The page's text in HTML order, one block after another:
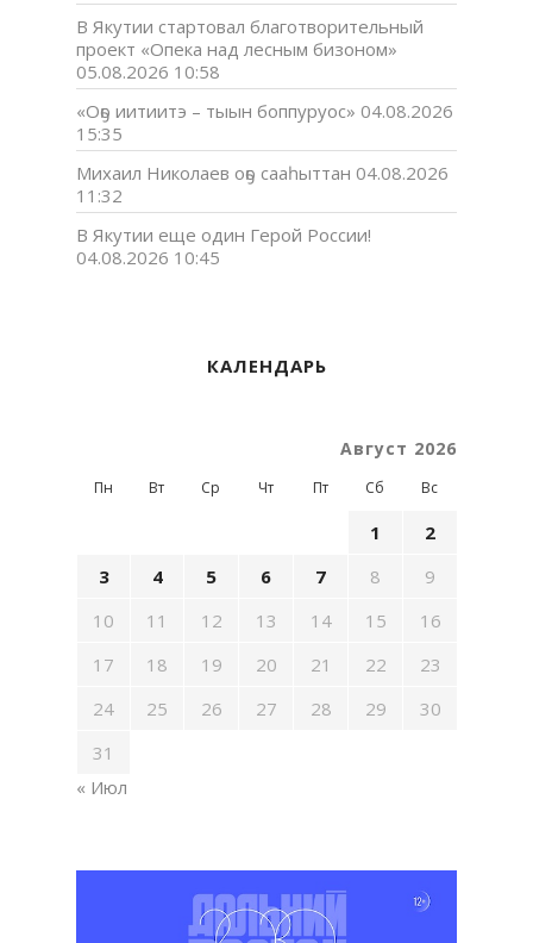
В Якутии стартовал благотворительный
проект «Опека над лесным бизоном»
05.08.2026 10:58
«Оҕо иитиитэ – тыын боппуруос» 04.08.2026
15:35
Михаил Николаев оҕо сааһыттан 04.08.2026
11:32
В Якутии еще один Герой России!
04.08.2026 10:45
КАЛЕНДАРЬ
Август 2026
Пн Вт Ср Чт Пт Сб Вс
1
2
3
4 5 6 7 8
9
10
11 12 13 14 15
16
17
18 19 20 21 22
23
24
25 26 27 28 29
30
31
« Июл